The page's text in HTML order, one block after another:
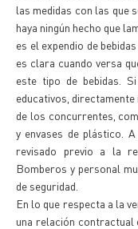
las medidas con las que
haya ningún hecho que
es el expendio de
es clara cuando versa
este tipo de bebidas.
educativos,
de los concurrentes,
y envases de plástico.
revisado previo a la
Bomberos y personal
de seguridad.
En lo que respecta a la
una relación